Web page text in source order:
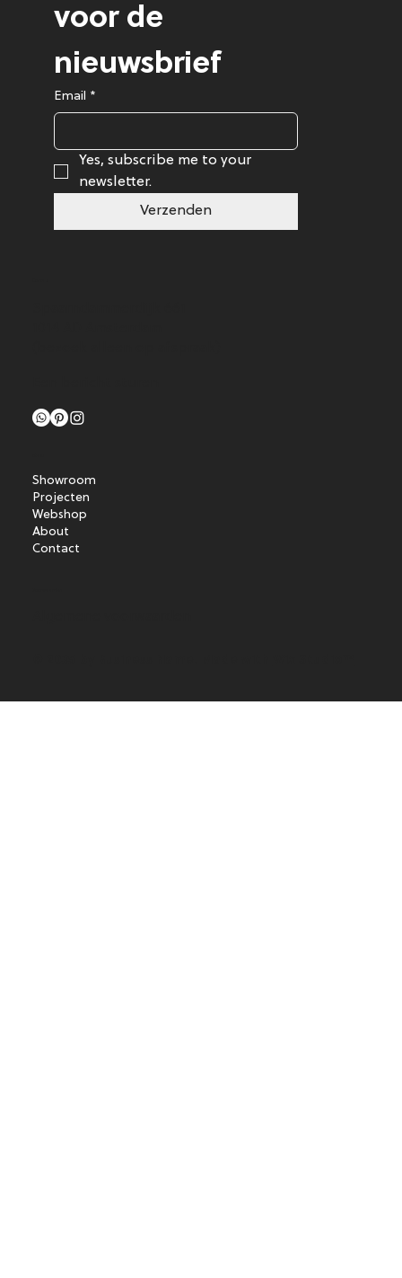
voor de
nieuwsbrief
Email *
Yes, subscribe me to your
newsletter.
Verzenden
Showroom
Projecten
Webshop
About
Contact